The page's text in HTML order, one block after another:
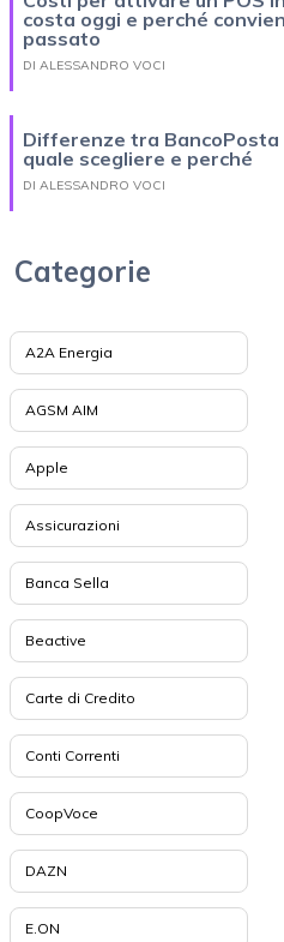
costa oggi e perché
passato
DI ALESSANDRO VOCI
Differenze tra BancoPosta
quale scegliere e perché
DI ALESSANDRO VOCI
Categorie
A2A Energia
AGSM AIM
Apple
Assicurazioni
Banca Sella
Beactive
Carte di Credito
Conti Correnti
CoopVoce
DAZN
E.ON